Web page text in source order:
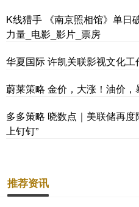
K线猎手 《南京照相馆》单日
力量_电影_影片_票房
华夏国际 许凯关联影视文化
蔚莱策略 金价，大涨！油价，
多多策略 晓数点｜美联储再
上钉钉”
推荐资讯